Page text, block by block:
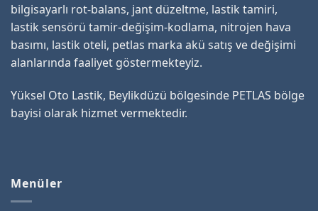
bilgisayarlı rot-balans, jant düzeltme, lastik tamiri,
lastik sensörü tamir-değişim-kodlama, nitrojen hava
basımı, lastik oteli, petlas marka akü satış ve değişimi
alanlarında faaliyet göstermekteyiz.
Yüksel Oto Lastik, Beylikdüzü bölgesinde PETLAS bölge
bayisi olarak hizmet vermektedir.
Menüler